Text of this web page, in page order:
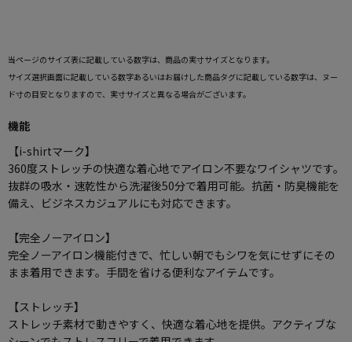
当ページのサイズ表に記載している数字は、商品の実寸サイズとなります。
サイズ選択画面に記載している数字あるいはお届けした商品タグに記載している数字は、ヌー
ド寸の目安となりますので、実寸サイズと異なる場合がございます。
機能
【i-shirtマーク】
360度ストレッチの快適な着心地でアイロン不要なワイシャツです。
抜群の吸水・速乾性から洗濯後50分で着用可能。抗菌・防臭機能を
備え、ビジネスカジュアルにも対応できます。
【完全ノーアイロン】
完全ノーアイロン機能付きで、忙しい朝でもシワを気にせずにその
まま着用できます。手間を省ける便利なアイテムです。
【ストレッチ】
ストレッチ素材で動きやすく、快適な着心地を提供。アクティブな